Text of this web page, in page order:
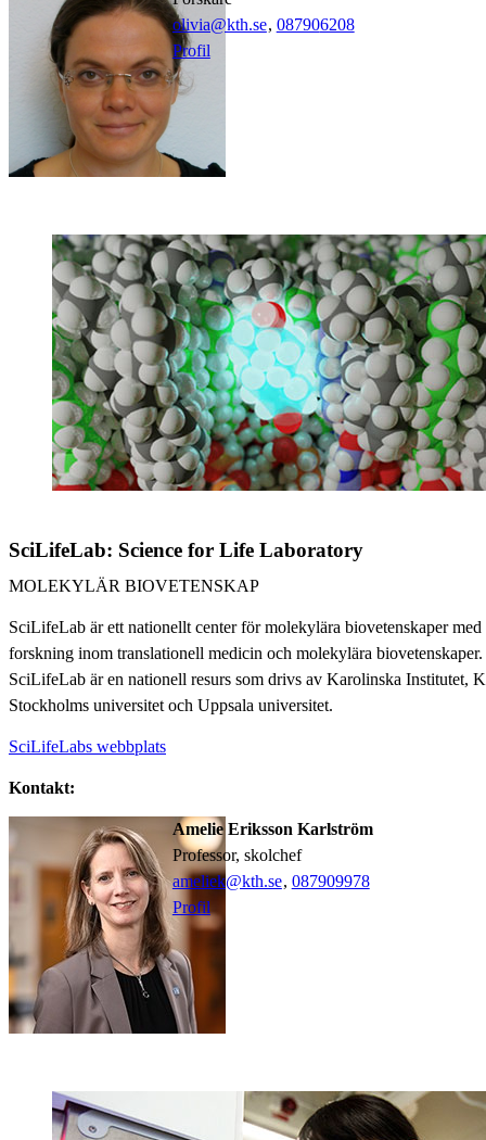
olivia@kth.se, 087906208
Profil
SciLifeLab: Science for Life Laboratory
MOLEKYLÄR BIOVETENSKAP
SciLifeLab är ett nationellt center för molekylära biovetenskaper med
forskning inom translationell medicin och molekylära biovetenskaper.
SciLifeLab är en nationell resurs som drivs av Karolinska Institutet,
Stockholms universitet och Uppsala universitet.
SciLifeLabs webbplats
Kontakt:
Amelie Eriksson Karlström
professor, skolchef
ameliek@kth.se, 087909978
Profil